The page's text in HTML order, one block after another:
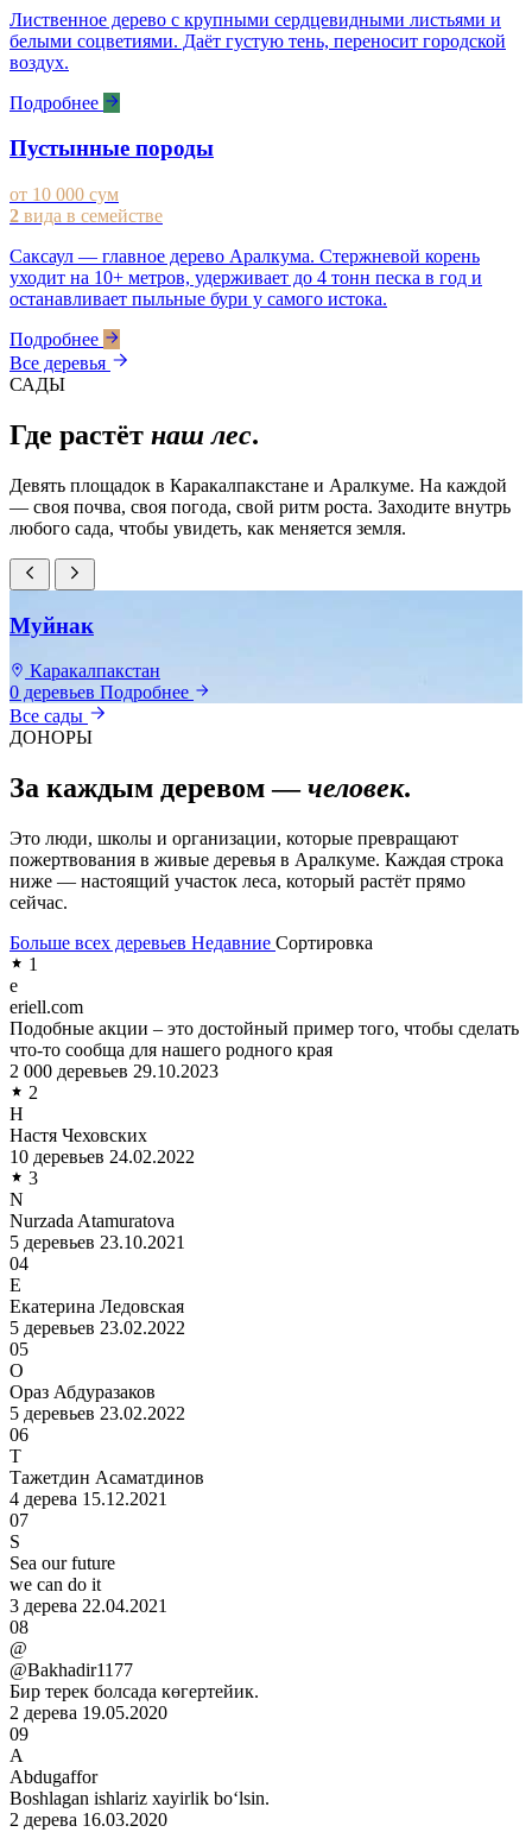
Лиственное дерево с крупными сердцевидными листьями и
белыми соцветиями. Даёт густую тень, переносит городской
воздух.
Подробнее
Пустынные породы
от 10 000 сум
2 вида в семействе
Саксаул — главное дерево Аралкума. Стержневой корень
уходит на 10+ метров, удерживает до 4 тонн песка в год и
останавливает пыльные бури у самого истока.
Подробнее
Все деревья
САДЫ
Где растёт наш лес.
Девять площадок в Каракалпакстане и Аралкуме. На каждой
— своя почва, своя погода, свой ритм роста. Заходите внутрь
любого сада, чтобы увидеть, как меняется земля.
Муйнак
Каракалпакстан
0 деревьев Подробнее
Все сады
ДОНОРЫ
За каждым деревом —человек.
Это люди, школы и организации, которые превращают
пожертвования в живые деревья в Аралкуме. Каждая строка
ниже — настоящий участок леса, который растёт прямо
сейчас.
Больше всех деревьев Недавние Сортировка
1
e
eriell.com
Подобные акции – это достойный пример того, чтобы сделать
что-то сообща для нашего родного края
2 000 деревьев 29.10.2023
2
Н
Настя Чеховских
10 деревьев 24.02.2022
3
N
Nurzada Atamuratova
5 деревьев 23.10.2021
04
Е
Екатерина Ледовская
5 деревьев 23.02.2022
05
О
Ораз Абдуразаков
5 деревьев 23.02.2022
06
Т
Тажетдин Асаматдинов
4 дерева 15.12.2021
07
S
Sea our future
we can do it
3 дерева 22.04.2021
08
@
@Bakhadir1177
Бир терек болсада көгертейик.
2 дерева 19.05.2020
09
A
Abdugaffor
Boshlagan ishlariz xayirlik boʻlsin.
2 дерева 16.03.2020